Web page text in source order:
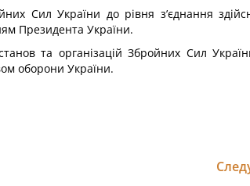
Сил України до рівня з’єднання
Президента України.
та організацій Збройних Сил
оборони України.